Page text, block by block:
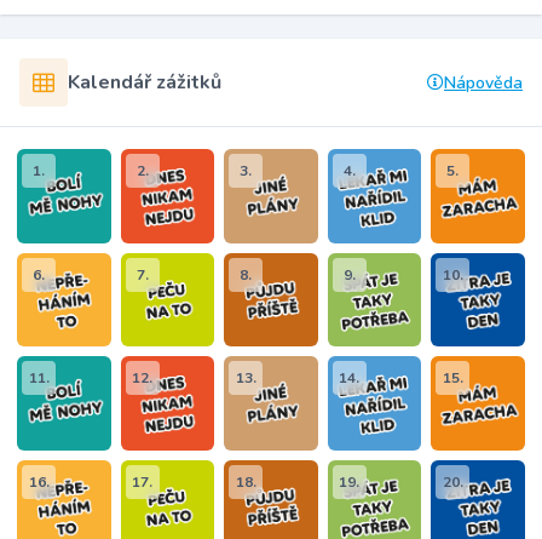
Kalendář zážitků Nápověda
1. 2. 3. 4. 5.
6. 7. 8. 9. 10.
11. 12. 13. 14. 15.
16. 17. 18. 19. 20.